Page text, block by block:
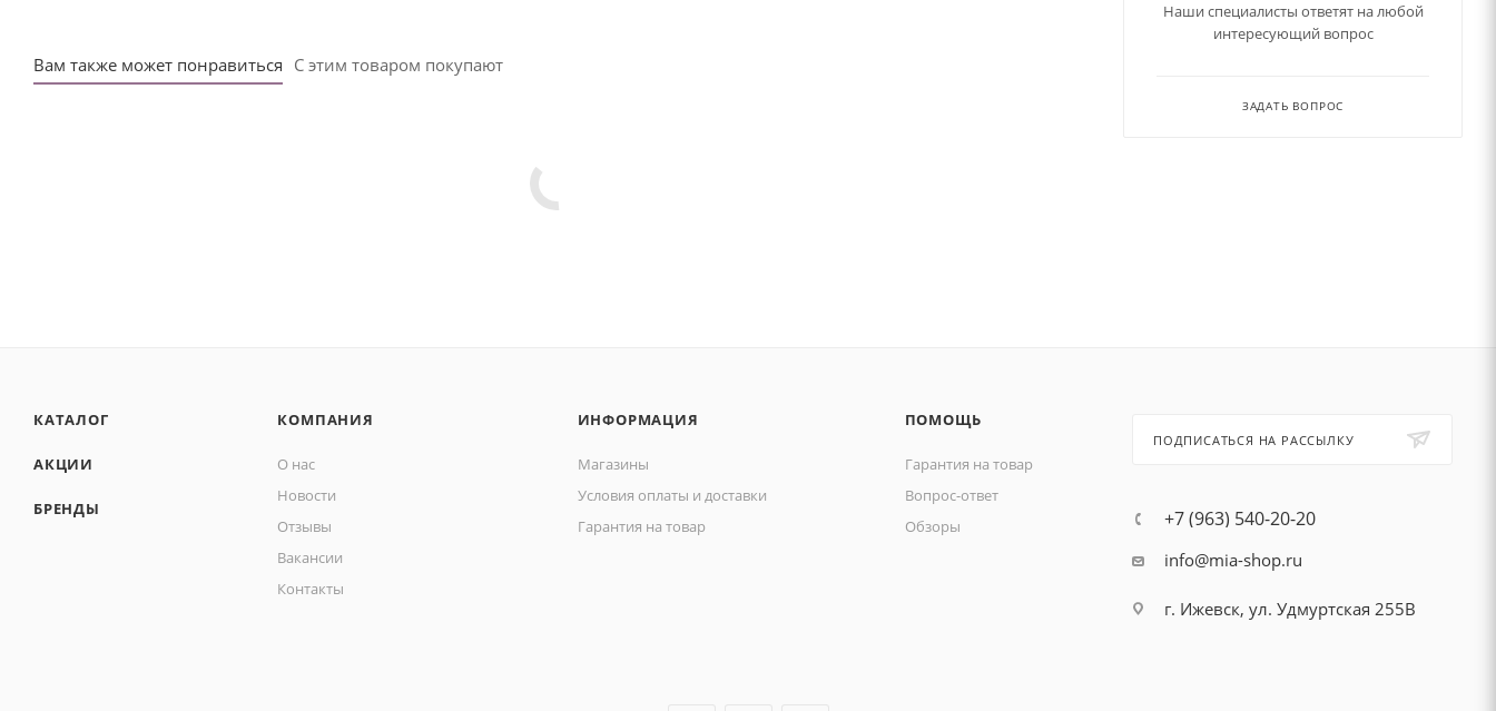
Вам также может понравиться С этим товаром покупают
Наши специалисты ответят на любой
интересующий вопрос
ЗАДАТЬ ВОПРОС
КАТАЛОГ
АКЦИИ
БРЕНДЫ
КОМПАНИЯ
О нас
Новости
Отзывы
Вакансии
Контакты
ИНФОРМАЦИЯ
Магазины
Условия оплаты и доставки
Гарантия на товар
ПОМОЩЬ
Гарантия на товар
Вопрос-ответ
Обзоры
ПОДПИСАТЬСЯ НА РАССЫЛКУ
+7 (963) 540-20-20
info@mia-shop.ru
г. Ижевск, ул. Удмуртская 255В